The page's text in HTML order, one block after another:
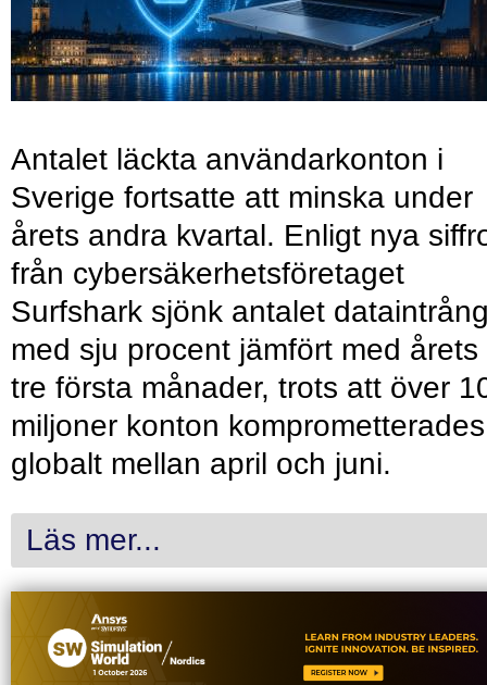
Antalet läckta användarkonton i
Sverige fortsatte att minska under
årets andra kvartal. Enligt nya
från cybersäkerhetsföretaget
Surfshark sjönk antalet
med sju procent jämfört med årets
tre första månader, trots att över
miljoner konton komprometterades
globalt mellan april och juni.
Läs mer...